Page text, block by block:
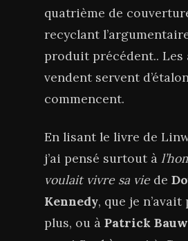
quatrième de
recyclant
produit précédent.. Les
vendent servent
commencent.
En lisant le livre de
j’ai pensé surtout à
voulait vivre sa viede
Kennedy, que je
plus, ou à Patrick